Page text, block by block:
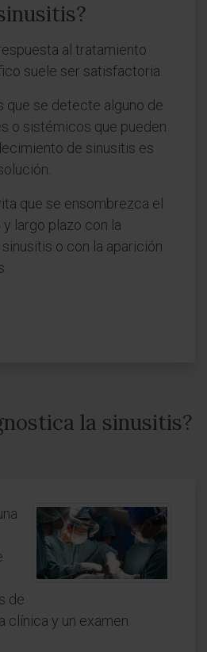
al tratamiento
suele ser satisfactoria.
que se detecte alguno de
o sistémicos que pueden
de sinusitis es
que se ensombrezca el
largo plazo con la
o con la aparición
la sinusitis?
de
clínica y un examen